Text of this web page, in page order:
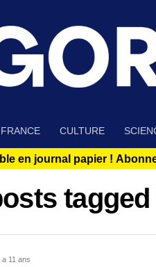
FRANCE CULTURE
en journal papier !
a 11 ans